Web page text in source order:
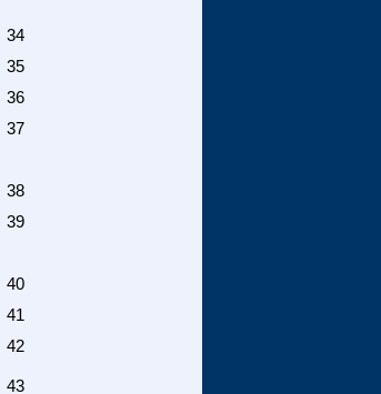
34
35
36
37
38
39
40
41
42
43